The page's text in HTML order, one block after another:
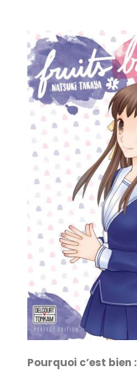
Pourquoi c’est bien :